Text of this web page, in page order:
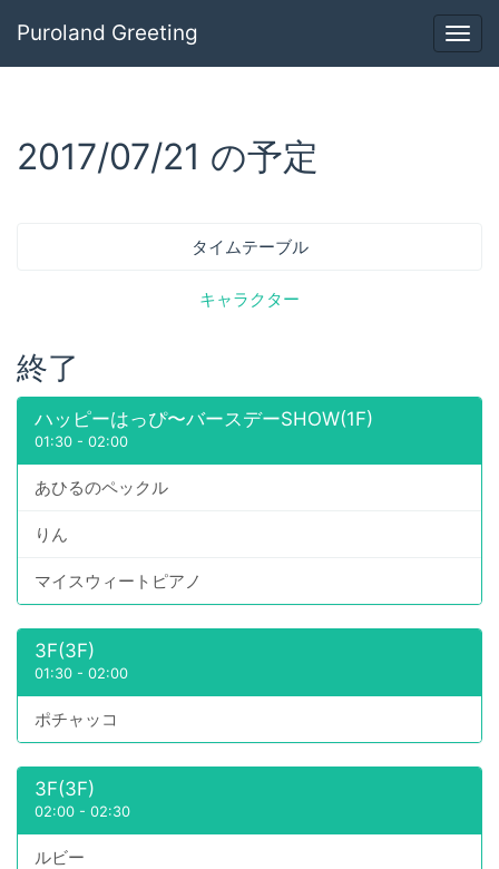
Puroland Greeting
2017/07/21 の予定
タイムテーブル
キャラクター
終了
ハッピーはっぴ〜バースデーSHOW(1F)
01:30 - 02:00
あひるのペックル
りん
マイスウィートピアノ
3F(3F)
01:30 - 02:00
ポチャッコ
3F(3F)
02:00 - 02:30
ルビー